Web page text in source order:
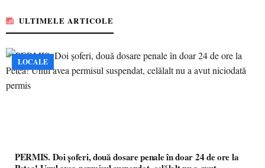
ULTIMELE ARTICOLE
LOCALE
PERMIS. Doi șoferi, două dosare penale în doar 24 de ore la